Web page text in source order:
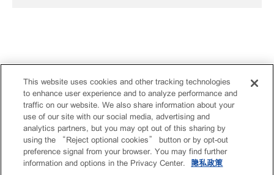
This website uses cookies and other tracking technologies
to enhance user experience and to analyze performance and
traffic on our website. We also share information about your
use of our site with our social media, advertising and
analytics partners, but you may opt out of this sharing by
using the “Reject optional cookies” button or by opt-out
preference signal from your browser. You may find further
information and options in the Privacy Center.
隐私政策